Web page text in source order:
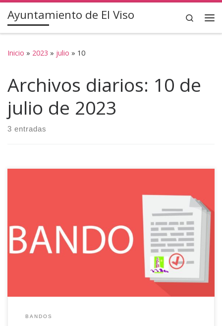
Saltar al contenido
Ayuntamiento de El Viso Search
Inicio » 2023 » julio » 10
Archivos diarios: 10 de
julio de 2023
3 entradas
EDICTO Se comunica a todos los usuarios de la Piscina
Municipal de El Viso (Córdoba), que durante los días 26 al
30 de julio, ambos inclusive, y con motivo de la Feria y
Fiestas en Honor a Nuestra Patrona Santa Ana, el horario
de la misma será de 14:00 a […]
BANDOS